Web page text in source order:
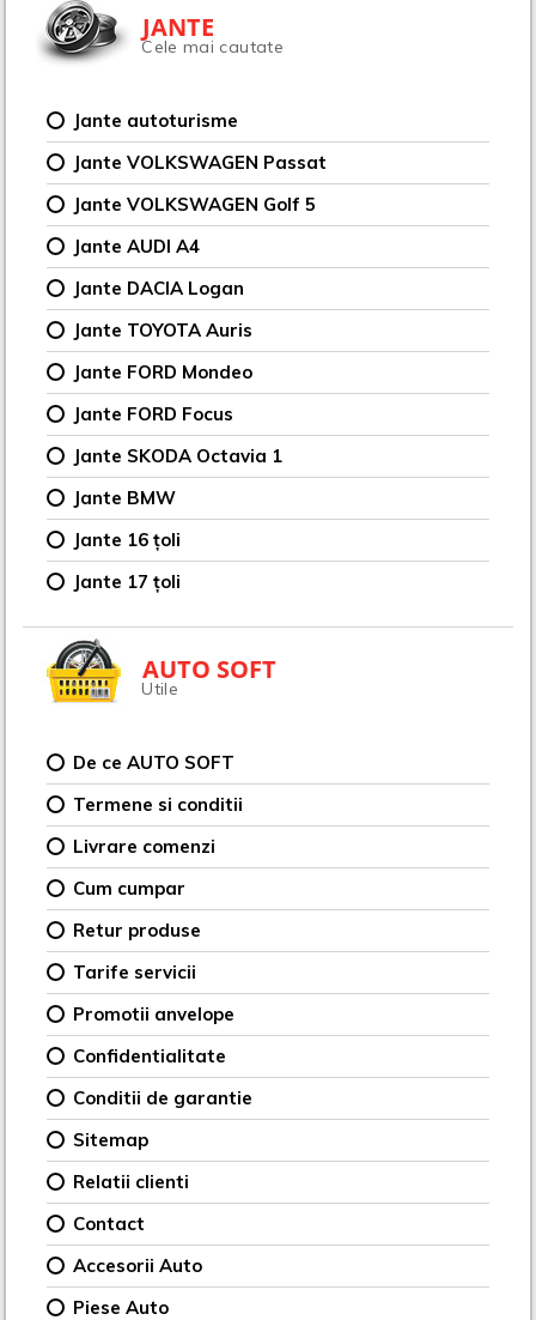
JANTE
Cele mai cautate
Jante autoturisme
Jante VOLKSWAGEN Passat
Jante VOLKSWAGEN Golf 5
Jante AUDI A4
Jante DACIA Logan
Jante TOYOTA Auris
Jante FORD Mondeo
Jante FORD Focus
Jante SKODA Octavia 1
Jante BMW
Jante 16 țoli
Jante 17 țoli
AUTO SOFT
Utile
De ce AUTO SOFT
Termene si conditii
Livrare comenzi
Cum cumpar
Retur produse
Tarife servicii
Promotii anvelope
Confidentialitate
Conditii de garantie
Sitemap
Relatii clienti
Contact
Accesorii Auto
Piese Auto